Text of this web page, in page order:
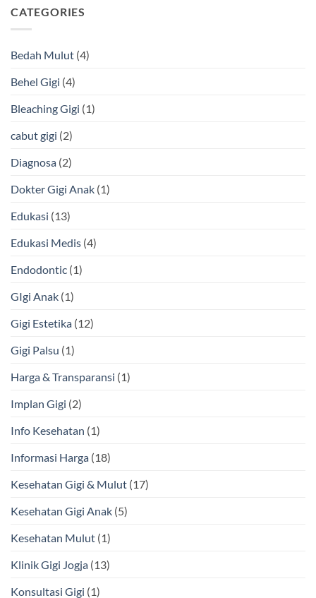
CATEGORIES
Bedah Mulut (4)
Behel Gigi (4)
Bleaching Gigi (1)
cabut gigi (2)
Diagnosa (2)
Dokter Gigi Anak (1)
Edukasi (13)
Edukasi Medis (4)
Endodontic (1)
GIgi Anak (1)
Gigi Estetika (12)
Gigi Palsu (1)
Harga & Transparansi (1)
Implan Gigi (2)
Info Kesehatan (1)
Informasi Harga (18)
Kesehatan Gigi & Mulut (17)
Kesehatan Gigi Anak (5)
Kesehatan Mulut (1)
Klinik Gigi Jogja (13)
Konsultasi Gigi (1)